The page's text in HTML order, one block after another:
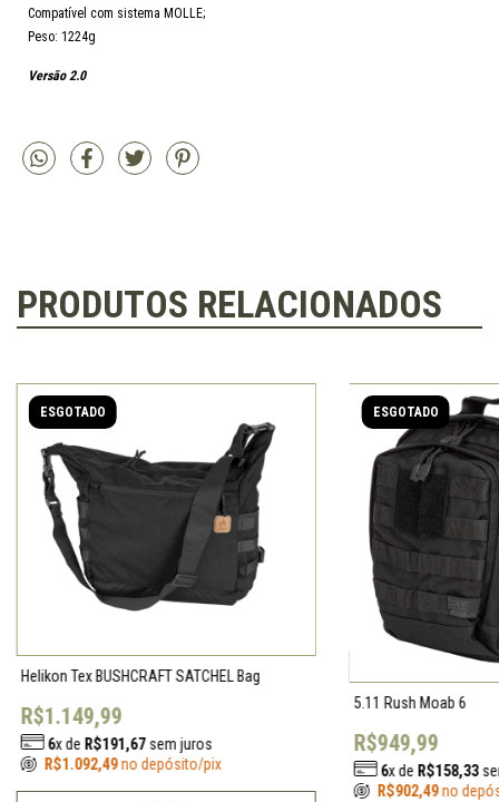
Compatível com sistema MOLLE;
Peso: 1224g
Versão 2.0
PRODUTOS RELACIONADOS
ESGOTADO
Helikon Tex BUSHCRAFT SATCHEL Bag
R$1.149,99
6x de R$191,67sem juros
R$1.092,49no depósito/pix
ESGOTADO
5.11 Rush Moab 6
R$949,99
6x de R$158,33
R$902,49no